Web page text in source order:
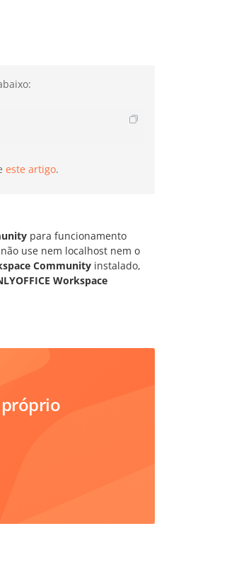
este artigo.
para funcionamento
use nem localhost nem o
Community instalado,
Workspace
próprio